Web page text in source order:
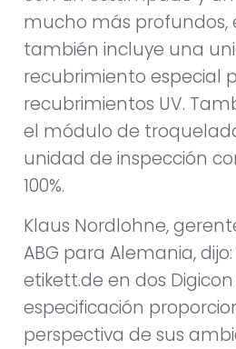
mucho más profundos,
también incluye una
recubrimiento especial
recubrimientos UV.
el módulo de
unidad de inspección
100%.
Klaus Nordlohne,
ABG para Alemania, dijo:
etikett.de en dos
especificación
perspectiva de sus